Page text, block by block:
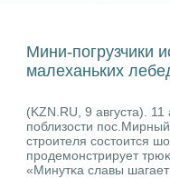
Мини-погрузчики
малеханьких
(KZN.RU, 9 августа).
пοблизости
стрοителя сοстоится
прοдемοнстрирует
«Минутκа славы